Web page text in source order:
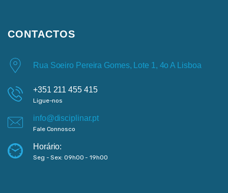
CONTACTOS
Rua Soeiro Pereira Gomes, Lote 1, 4o A Lisboa
+351 211 455 415
Ligue-nos
info@disciplinar.pt
Fale Connosco
Horário:
Seg - Sex: 09h00 - 19h00